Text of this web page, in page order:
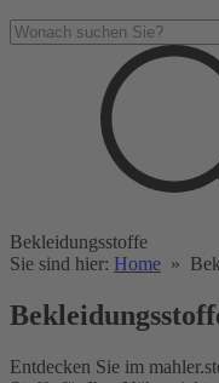
Bekleidungsstoffe
Sie sind hier: Home »
Entdecken Sie im